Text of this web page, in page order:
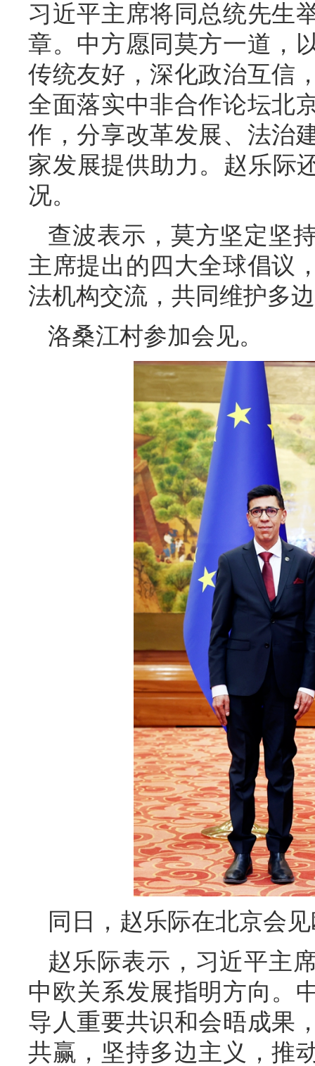
习近平主席将同总统先生
章。中方愿同莫方一道，
传统友好，深化政治互信
全面落实中非合作论坛北
作，分享改革发展、法治
家发展提供助力。赵乐际
况。
查波表示，莫方坚定坚
主席提出的四大全球倡议
法机构交流，共同维护多
洛桑江村参加会见。
同日，赵乐际在北京会
赵乐际表示，习近平主
中欧关系发展指明方向。
导人重要共识和会晤成果
共赢，坚持多边主义，推